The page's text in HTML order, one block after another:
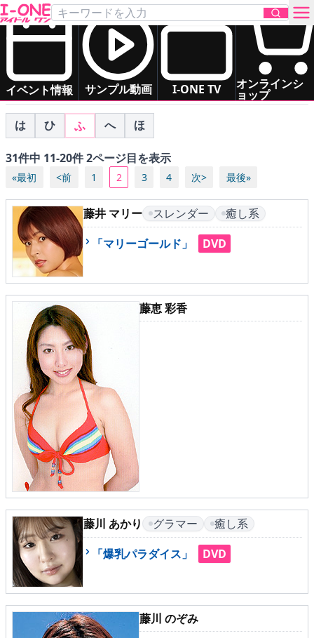
イベント情報 サンプル動画 I-ONE TV オンラインシ
ョップ
お問い合わせ
TOP
DVD
Blu-ray
サンプル動画
イベント情報
アイドル一覧
▶発売中
▶新作
▶次回作
▶発売年月日
ご利用ガイド
更新情報
アイドル一覧
すべて（五十音順） あ
は
ま
や ら わ
は ひ ふ へ ほ
31件中 11-20件 2ページ目を表示
«最初 <前 1 2 3 4 次> 最後»
藤井 マリー スレンダー
癒し系
「マリーゴールド」
DVD
藤恵 彩香
藤川 あかり グラマー
癒し系
「爆乳パラダイス」
DVD
藤川 のぞみ